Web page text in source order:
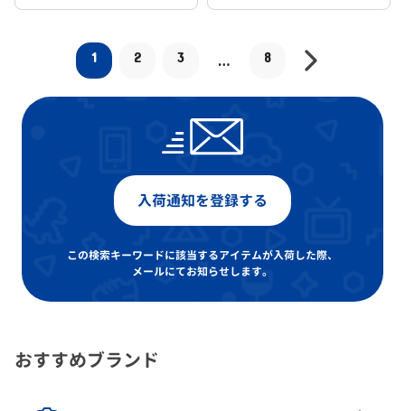
1 2 3 … 8
入荷通知を登録する
この検索キーワードに該当するアイテムが入荷した際、
メールにてお知らせします。
おすすめブランド